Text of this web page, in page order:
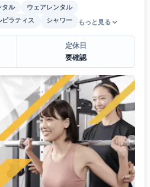
タル
ウェアレンタル
ラティス シャワー もっと見る
定休日
要確認